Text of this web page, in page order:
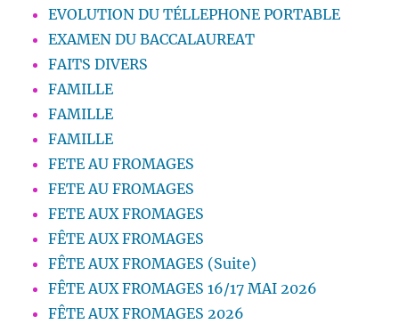
EVOLUTION DU TÉLLEPHONE PORTABLE
EXAMEN DU BACCALAUREAT
FAITS DIVERS
FAMILLE
FAMILLE
FAMILLE
FETE AU FROMAGES
FETE AU FROMAGES
FETE AUX FROMAGES
FÊTE AUX FROMAGES
FÊTE AUX FROMAGES (Suite)
FÊTE AUX FROMAGES 16/17 MAI 2026
FÊTE AUX FROMAGES 2026